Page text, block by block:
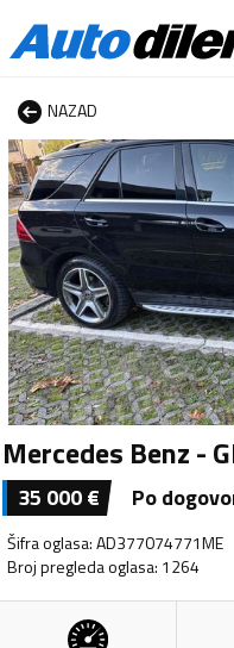
NAZAD
Mercedes Benz -
35 000€ Po
Šifra oglasa:AD377074771ME
Broj pregleda oglasa: 1264